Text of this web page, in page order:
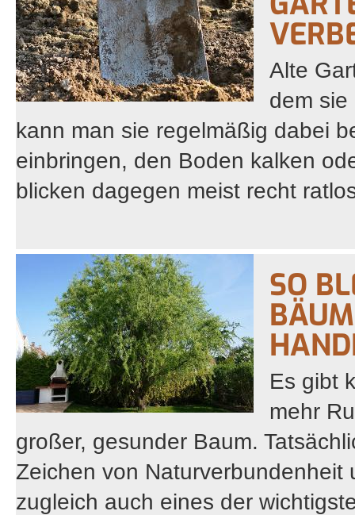
Alte
dem
kann man sie regelmäßig dabei
einbringen, den Boden kalken
blicken dagegen meist recht
SO
Es gibt
mehr
großer, gesunder Baum.
Zeichen von
zugleich auch eines der